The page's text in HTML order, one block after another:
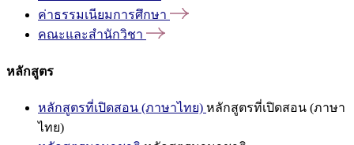
ค่าธรรมเนียมการศึกษา
คณะและสำนักวิชา
หลักสูตร
หลักสูตรที่เปิดสอน (ภาษาไทย) หลักสูตรที่เปิดสอน (ภาษา
ไทย)